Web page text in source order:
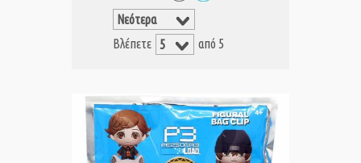
Βλέπετε από 5